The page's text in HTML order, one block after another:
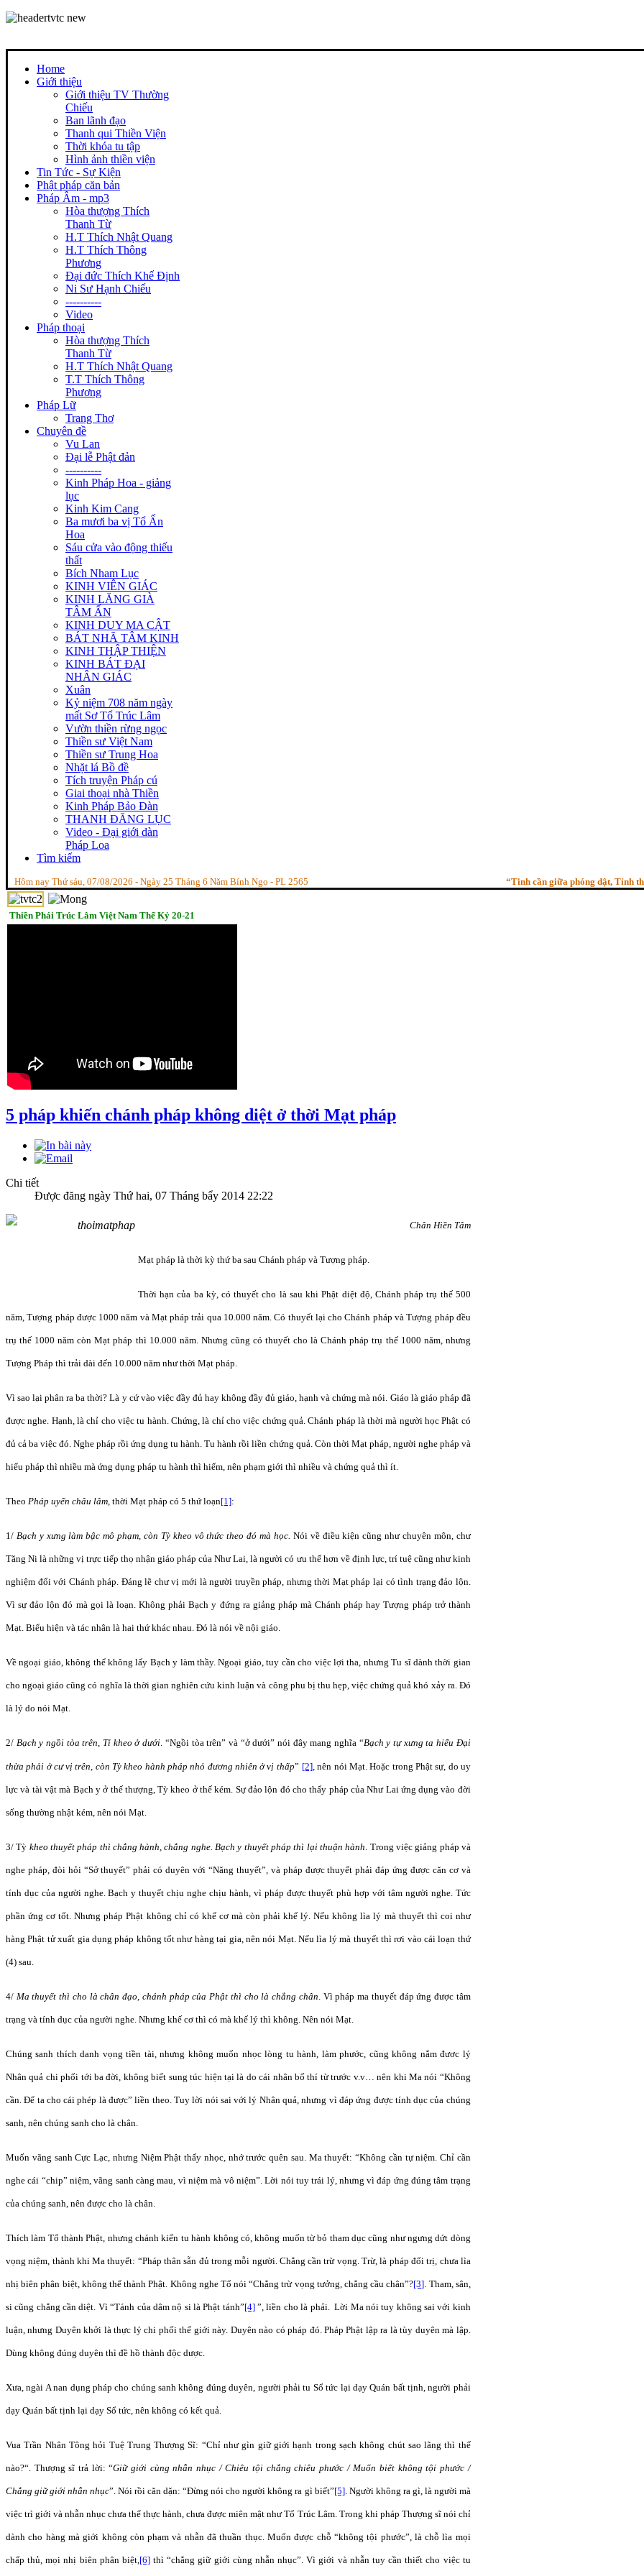
Home
Giới thiệu
Giới thiệu TV Thường
Chiếu
Ban lãnh đạo
Thanh qui Thiền Viện
Thời khóa tu tập
Hình ảnh thiền viện
Tin Tức - Sự Kiện
Phật pháp căn bản
Pháp Âm - mp3
Hòa thượng Thích
Thanh Từ
H.T Thích Nhật Quang
H.T Thích Thông
Phương
Đại đức Thích Khế Định
Ni Sư Hạnh Chiếu
----------
Video
Pháp thoại
Hòa thượng Thích
Thanh Từ
H.T Thích Nhật Quang
T.T Thích Thông
Phương
Pháp Lữ
Trang Thơ
Chuyên đề
Vu Lan
Đại lễ Phật đản
----------
Kinh Pháp Hoa - giảng
lục
Kinh Kim Cang
Ba mươi ba vị Tổ Ấn
Hoa
Sáu cửa vào động thiếu
thất
Bích Nham Lục
KINH VIÊN GIÁC
KINH LĂNG GIÀ
TÂM ẤN
KINH DUY MA CẬT
BÁT NHÃ TÂM KINH
KINH THẬP THIỆN
KINH BÁT ĐẠI
NHÂN GIÁC
Xuân
Kỷ niệm 708 năm ngày
mất Sơ Tổ Trúc Lâm
Vườn thiền rừng ngọc
Thiền sư Việt Nam
Thiền sư Trung Hoa
Nhặt lá Bồ đề
Tích truyện Pháp cú
Giai thoại nhà Thiền
Kinh Pháp Bảo Đàn
THANH ĐĂNG LỤC
Video - Đại giới dàn
Pháp Loa
Tìm kiếm
Hôm nay Thứ sáu, 07/08/2026 - Ngày 25 Tháng 6 Năm Bính Ngọ - PL 2565 “Tinh cần giữa phóng dật, Tỉnh thức
Thiền Phái Trúc Lâm Việt Nam Thế Kỷ 20-21
5 pháp khiến chánh pháp không diệt ở thời Mạt pháp
Chi tiết
Được đăng ngày Thứ hai, 07 Tháng bẩy 2014 22:22
Chân Hiền Tâm
Mạt pháp là thời kỳ thứ ba sau Chánh pháp và Tượng pháp.
Thời hạn của ba kỳ, có thuyết cho là sau khi Phật diệt độ, Chánh pháp trụ thế 500
năm, Tượng pháp được 1000 năm và Mạt pháp trải qua 10.000 năm. Có thuyết lại cho Chánh pháp và Tượng pháp đều
trụ thế 1000 năm còn Mạt pháp thì 10.000 năm. Nhưng cũng có thuyết cho là Chánh pháp trụ thế 1000 năm, nhưng
Tượng Pháp thì trải dài đến 10.000 năm như thời Mạt pháp.
Vì sao lại phân ra ba thời? Là y cứ vào việc đầy đủ hay không đầy đủ giáo, hạnh và chứng mà nói. Giáo là giáo pháp đã
được nghe. Hạnh, là chỉ cho việc tu hành. Chứng, là chỉ cho việc chứng quả. Chánh pháp là thời mà người học Phật có
đủ cả ba việc đó. Nghe pháp rồi ứng dụng tu hành. Tu hành rồi liền chứng quả. Còn thời Mạt pháp, người nghe pháp và
hiểu pháp thì nhiều mà ứng dụng pháp tu hành thì hiếm, nên phạm giới thì nhiều và chứng quả thì ít.
Theo Pháp uyển châu lâm, thời Mạt pháp có 5 thứ loạn[1]:
1/ Bạch y xưng làm bậc mô phạm, còn Tỳ kheo vô thức theo đó mà học. Nói về điều kiện cũng như chuyên môn, chư
Tăng Ni là những vị trực tiếp thọ nhận giáo pháp của Như Lai, là người có ưu thế hơn về định lực, trí tuệ cũng như kinh
nghiệm đối với Chánh pháp. Đáng lẽ chư vị mới là người truyền pháp, nhưng thời Mạt pháp lại có tình trạng đảo lộn.
Vì sự đảo lộn đó mà gọi là loạn. Không phải Bạch y đứng ra giảng pháp mà Chánh pháp hay Tượng pháp trở thành
Mạt. Biểu hiện và tác nhân là hai thứ khác nhau. Đó là nói về nội giáo.
Về ngoại giáo, không thể không lấy Bạch y làm thầy. Ngoại giáo, tuy cần cho việc lợi tha, nhưng Tu sĩ dành thời gian
cho ngoại giáo cũng có nghĩa là thời gian nghiên cứu kinh luận và công phu bị thu hẹp, việc chứng quả khó xảy ra. Đó
là lý do nói Mạt.
2/ Bạch y ngồi tòa trên, Tỉ kheo ở dưới . “Ngồi tòa trên” và “ở dưới” nói đây mang nghĩa “Bạch y tự xưng ta hiểu Đại
thừa phải ở cư vị trên, còn Tỳ kheo hành pháp nhỏ đương nhiên ở vị thấp” [2] , nên nói Mạt. Hoặc trong Phật sự, do uy
lực và tài vật mà Bạch y ở thế thượng, Tỳ kheo ở thế kém. Sự đảo lộn đó cho thấy pháp của Như Lai ứng dụng vào đời
sống thường nhật kém, nên nói Mạt.
3/ Tỳ kheo thuyết pháp thì chẳng hành, chẳng nghe. Bạch y thuyết pháp thì lại thuận hành . Trong việc giảng pháp và
nghe pháp, đòi hỏi “Sở thuyết” phải có duyên với “Năng thuyết”, và pháp được thuyết phải đáp ứng được căn cơ và
tính dục của người nghe. Bạch y thuyết chịu nghe chịu hành, vì pháp được thuyết phù hợp với tâm người nghe. Tức
phần ứng cơ tốt. Nhưng pháp Phật không chỉ có khế cơ mà còn phải khế lý. Nếu không lìa lý mà thuyết thì coi như
hàng Phật tử xuất gia dụng pháp không tốt như hàng tại gia, nên nói Mạt. Nếu lìa lý mà thuyết thì rơi vào cái loạn thứ
(4) sau.
4/ Ma thuyết thì cho là chân đạo, chánh pháp của Phật thì cho là chẳng chân . Vì pháp ma thuyết đáp ứng được tâm
trạng và tính dục của người nghe. Nhưng khế cơ thì có mà khế lý thì không. Nên nói Mạt.
Chúng sanh thích danh vọng tiền tài, nhưng không muốn nhọc lòng tu hành, làm phước, cũng không nắm đươc lý
Nhân quả chi phối tới ba đời, không biết sung túc hiện tại là do cái nhân bố thí từ trước v.v… nên khi Ma nói “Không
cần. Để ta cho cái phép là được” liền theo. Tuy lời nói sai với lý Nhân quả, nhưng vì đáp ứng được tính dục của chúng
sanh, nên chúng sanh cho là chân.
Muốn vãng sanh Cực Lạc, nhưng Niệm Phật thấy nhọc, nhớ trước quên sau. Ma thuyết: “Không cần tự niệm. Chỉ cần
nghe cái “chip” niệm, vãng sanh càng mau, vì niệm mà vô niệm”. Lời nói tuy trái lý, nhưng vì đáp ứng đúng tâm trạng
của chúng sanh, nên được cho là chân.
Thích làm Tổ thành Phật, nhưng chánh kiến tu hành không có, không muốn từ bỏ tham dục cũng như ngưng dứt dòng
vọng niệm, thành khi Ma thuyết: “Pháp thân sẵn đủ trong mỗi người. Chẳng cần trừ vọng. Trừ, là pháp đối trị, chưa lìa
nhị biên phân biệt, không thể thành Phật. Không nghe Tổ nói “Chẳng trừ vọng tưởng, chẳng cầu chân”?[3] . Tham, sân,
si cũng chẳng cần diệt. Vì “Tánh của dâm nộ si là Phật tánh”[4]”, liền cho là phải. Lời Ma nói tuy không sai với kinh
luận, nhưng Duyên khởi là thực lý chi phối thế giới này. Duyên nào có pháp đó. Pháp Phật lập ra là tùy duyên mà lập.
Dùng không đúng duyên thì đề hồ thành độc dược.
Xưa, ngài A nan dụng pháp cho chúng sanh không đúng duyên, người phải tu Sổ tức lại dạy Quán bất tịnh, người phải
dạy Quán bất tịnh lại dạy Sổ tức, nên không có kết quả.
Vua Trần Nhân Tông hỏi Tuệ Trung Thượng Sĩ: “Chỉ như gìn giữ giới hạnh trong sạch không chút sao lãng thì thế
nào?“. Thượng sĩ trả lời: “Giữ giới cùng nhẫn nhục / Chiêu tội chẳng chiêu phước / Muốn biết không tội phước /
Chẳng giữ giới nhẫn nhục”. Nói rồi căn dặn: “Đừng nói cho người không ra gì biết”[5]. Người không ra gì, là người mà
việc trì giới và nhẫn nhục chưa thể thực hành, chưa được miên mật như Tổ Trúc Lâm. Trong khi pháp Thượng sĩ nói chỉ
dành cho hàng mà giới không còn phạm và nhẫn đã thuần thục. Muốn được chỗ “không tội phước”, là chỗ lìa mọi
chấp thủ, mọi nhị biên phân biệt, [6] thì “chẳng giữ giới cùng nhẫn nhục”. Vì giới và nhẫn tuy cần thiết cho việc tu